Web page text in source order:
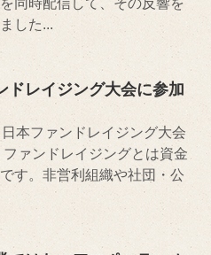
同時配信して、その反響を
した...
ドレイジング大会に参加
日本ファンドレイジング大会
ファンドレイジングとは資金
す。非営利組織や社団・公